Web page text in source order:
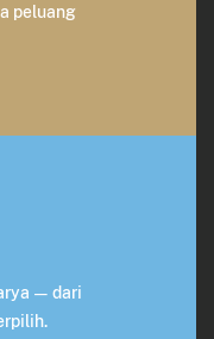
peluang
— dari